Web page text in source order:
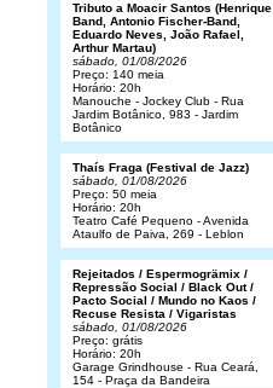
Tributo a Moacir Santos (Henrique
Band, Antonio Fischer-Band,
Eduardo Neves, João Rafael,
Arthur Martau)
sábado, 01/08/2026
Preço: 140 meia
Horário: 20h
Manouche - Jockey Club - Rua
Jardim Botânico, 983 - Jardim
Botânico
Thaís Fraga (Festival de Jazz)
sábado, 01/08/2026
Preço: 50 meia
Horário: 20h
Teatro Café Pequeno - Avenida
Ataulfo de Paiva, 269 - Leblon
Rejeitados / Espermogrämix /
Repressão Social / Black Out /
Pacto Social / Mundo no Kaos /
Recuse Resista / Vigaristas
sábado, 01/08/2026
Preço: grátis
Horário: 20h
Garage Grindhouse - Rua Ceará,
154 - Praça da Bandeira